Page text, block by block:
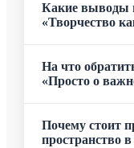
Какие выводы
«Творчество
На что
«Просто о
Почему стоит
пространство